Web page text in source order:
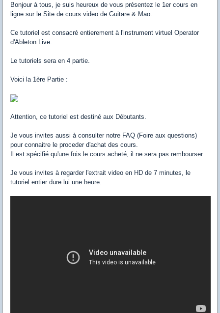
Bonjour à tous, je suis heureux de vous présentez le 1er cours en
ligne sur le Site de cours video de Guitare & Mao.
Ce tutoriel est consacré entierement à l'instrument virtuel Operator
d'Ableton Live.
Le tutoriels sera en 4 partie.
Voici la 1ère Partie :
Attention, ce tutoriel est destiné aux Débutants.
Je vous invites aussi à consulter notre FAQ (Foire aux questions)
pour connaitre le proceder d'achat des cours.
Il est spécifié qu'une fois le cours acheté, il ne sera pas rembourser.
Je vous invites à regarder l'extrait video en HD de 7 minutes, le
tutoriel entier dure lui une heure.